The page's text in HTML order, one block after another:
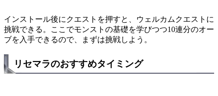
インストール後にクエストを押すと、ウェルカムクエストに
挑戦できる。ここでモンストの基礎を学びつつ10連分のオー
ブを入手できるので、まずは挑戦しよう。
リセマラのおすすめタイミング